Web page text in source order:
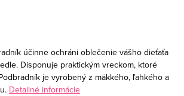
účinne ochráni oblečenie vášho dieťaťa
Disponuje praktickým vreckom, ktoré
je vyrobený z mäkkého, ľahkého a
Detailné informácie